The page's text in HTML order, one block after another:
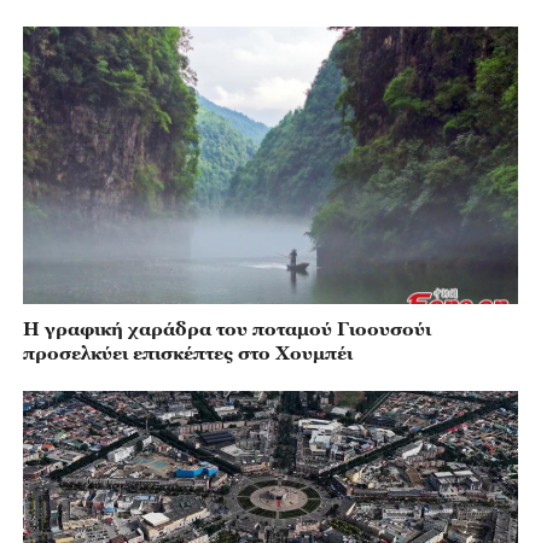
Η γραφική χαράδρα του ποταμού Γιοουσούι
προσελκύει επισκέπτες στο Χουμπέι